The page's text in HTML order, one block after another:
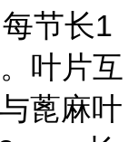
节长1
叶片互
蓖麻叶